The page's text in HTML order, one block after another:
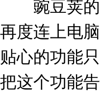
豌豆荚的
再度连上电
贴心的功能
把这个功能